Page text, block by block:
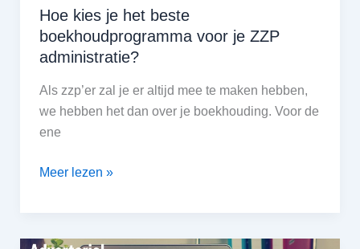
Hoe kies je het beste
boekhoudprogramma voor je ZZP
administratie?
Als zzp’er zal je er altijd mee te maken hebben,
we hebben het dan over je boekhouding. Voor de
ene
Hoe
Meer lezen »